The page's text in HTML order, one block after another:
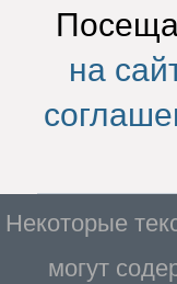
на
Некоторые
могут